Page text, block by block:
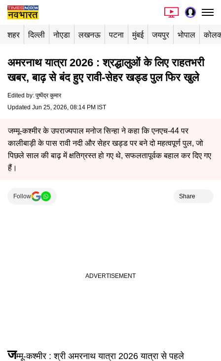
शहर दिल्ली नोएडा लखनऊ पटना मुंबई जयपुर भोपाल
अमरनाथ यात्रा 2026 : श्रद्धालुओं के लिए राहतभरी
खबर, बाढ़ से बंद हुए रावी-सेहर खड्ड पुल फिर खुले
Edited by: पुष्पेंद्र कुमार
Updated Jun 25, 2026, 08:14 PM IST
जम्मू-कश्मीर के उपराज्यपाल मनोज सिन्हा ने कहा कि एनएच-44 पर
कालीबाड़ी के पास रावी नदी और सेहर खड्ड पर बने दो महत्वपूर्ण पुल, जो
पिछले साल की बाढ़ में क्षतिग्रस्त हो गए थे, सफलतापूर्वक बहाल कर दिए गए
हैं।
Follow Share
जम्मू-कश्मीर : श्री अमरनाथ यात्रा 2026 यात्रा से पहले